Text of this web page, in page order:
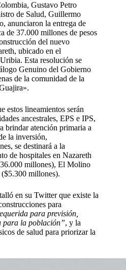
Gustavo Petro
de Salud, Guillermo
anunciaron la entrega de
de 37.000 millones de pesos
del nuevo
ubicado en el
Esta resolución se
Genuino del Gobierno
de la comunidad de la
estos lineamientos serán
ancestrales, EPS e IPS,
brindar atención primaria a
la inversión,
se destinará a la
de hospitales en Nazareth
millones), El Molino
millones).
en su Twitter que existe la
para
para previsión,
para la población”, y la
de salud para priorizar la